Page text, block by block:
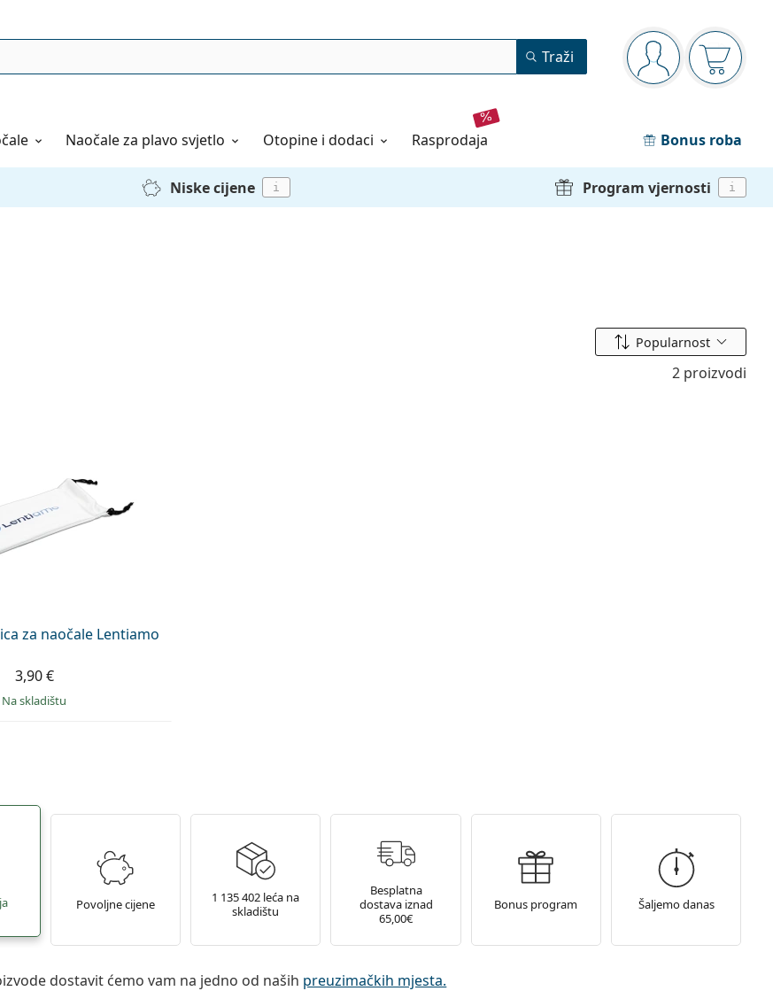
Navigacijska ploča
ste prijavljeni
Traži
Naočaleza plavo svjetlo Otopine i dodaci rasprodaja Bonus roba
Niske cijene i Program vjernosti i
Sortiraj prema
Popularnost
2 proizvodi
za naočale Lentiamo
3,90 €
na skladištu
Povoljne cijene
1 135 402 leća na
skladištu
Besplatna
dostava iznad
65,00€
Bonus program Šaljemo danas
dostavit ćemo vam na jedno od naših preuzimačkih mjesta.